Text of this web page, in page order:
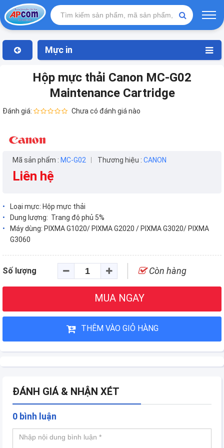
Mực in
Hộp mực thải Canon MC-G02
Maintenance Cartridge
Đánh giá: Chưa có đánh giá nào
Mã sản phẩm : MC-G02 Thương hiệu : CANON
Liên hệ
Loại mực: Hộp mực thải
Dung lượng: Trang độ phủ 5%
Máy dùng: PIXMA G1020/ PIXMA G2020 / PIXMA G3020/ PIXMA
G3060
Số lượng Còn hàng
MUA NGAY
THÊM VÀO GIỎ HÀNG
ĐÁNH GIÁ & NHẬN XÉT
0 bình luận